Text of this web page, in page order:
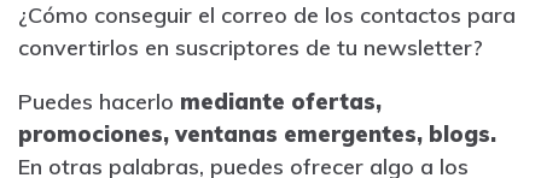
¿Cómo conseguir el correo de los contactos para
convertirlos en suscriptores de tu newsletter?
Puedes hacerlo mediante ofertas,
promociones, ventanas emergentes, blogs.
En otras palabras, puedes ofrecer algo a los